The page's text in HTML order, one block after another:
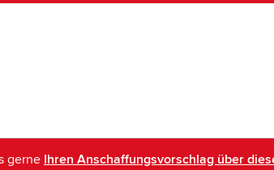
gerne Ihren Anschaffungsvorschlag über